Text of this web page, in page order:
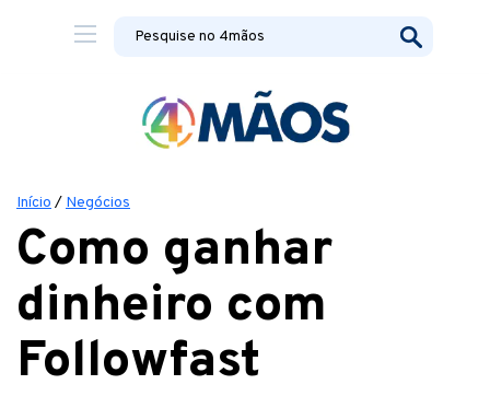
Início / Negócios
Como ganhar
dinheiro com
Followfast